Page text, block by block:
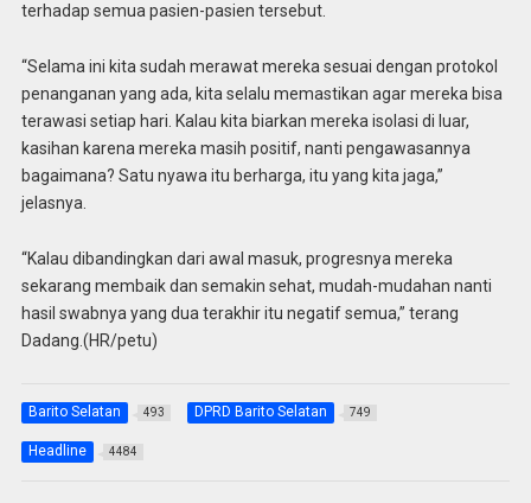
terhadap semua pasien-pasien tersebut.
“Selama ini kita sudah merawat mereka sesuai dengan protokol
penanganan yang ada, kita selalu memastikan agar mereka bisa
terawasi setiap hari. Kalau kita biarkan mereka isolasi di luar,
kasihan karena mereka masih positif, nanti pengawasannya
bagaimana? Satu nyawa itu berharga, itu yang kita jaga,”
jelasnya.
“Kalau dibandingkan dari awal masuk, progresnya mereka
sekarang membaik dan semakin sehat, mudah-mudahan nanti
hasil swabnya yang dua terakhir itu negatif semua,” terang
Dadang.(HR/petu)
Barito Selatan 493 DPRD Barito Selatan 749
Headline 4484